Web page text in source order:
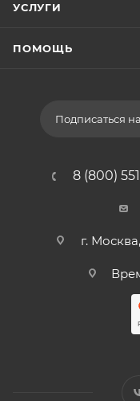
УСЛУГИ
ПОМОЩЬ
Подписаться
8 (800)
г.